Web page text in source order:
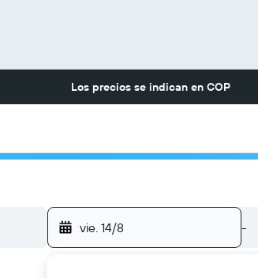
Los precios se indican en COP
vie. 14/8 -